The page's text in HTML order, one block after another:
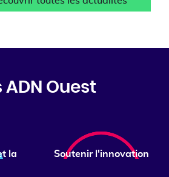
ADN Ouest
la
Soutenir l'innovation